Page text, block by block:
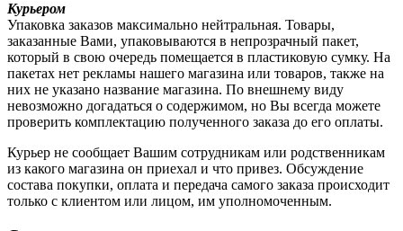
Курьером
Упаковка заказов максимально нейтральная. Товары,
заказанные Вами, упаковываются в непрозрачный пакет,
который в свою очередь помещается в пластиковую сумку. На
пакетах нет рекламы нашего магазина или товаров, также на
них не указано название магазина. По внешнему виду
невозможно догадаться о содержимом, но Вы всегда можете
проверить комплектацию полученного заказа до его оплаты.
Курьер не сообщает Вашим сотрудникам или родственникам
из какого магазина он приехал и что привез. Обсуждение
состава покупки, оплата и передача самого заказа происходит
только с клиентом или лицом, им уполномоченным.